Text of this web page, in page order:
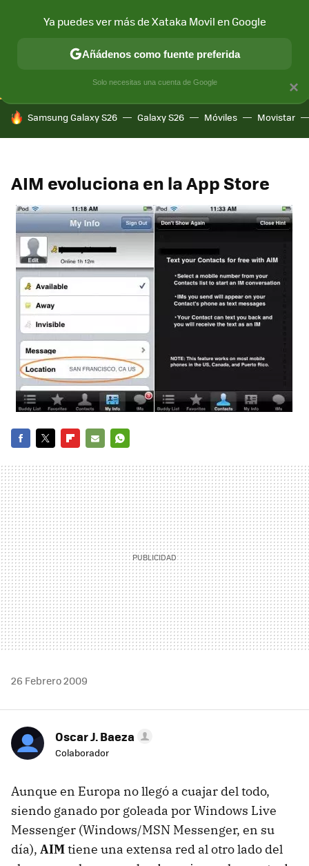
CONECTIVIDAD MÓVIL Y SOCIEDAD APLICACIONES
HOY SE HABLA DE
Samsung Galaxy S26 Galaxy S26 Móviles Movistar
AIM evoluciona en la App Store
MAIL
26 Febrero 2009
Oscar J. Baeza
Colaborador
Aunque en Europa no llegó a cuajar del todo,
siendo ganado por goleada por Windows Live
Messenger (Windows/MSN Messenger, en su
día), AIMtiene una extensa red al otro lado del
×
Ya puedes ver más de Xataka Movil en Google
Añádenos como fuente preferida
Solo necesitas una cuenta de Google